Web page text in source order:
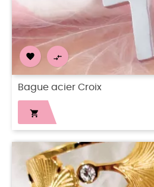
 
Bague acier Croix
